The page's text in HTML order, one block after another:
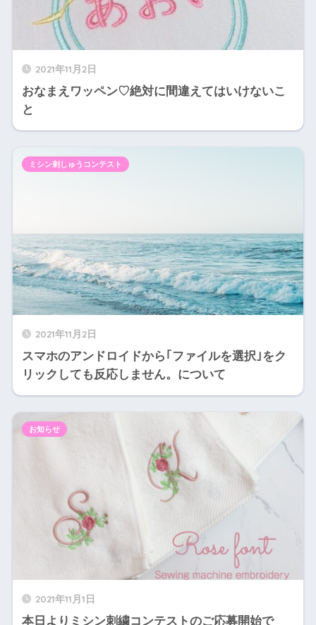
2021年11月2日
おなまえワッペン♡絶対に間違えてはいけないこ
と
2021年11月2日
スマホのアンドロイドから｢ファイルを選択｣をク
リックしても反応しません。について
ミシン刺しゅうコンテスト
2021年11月1日
本日よりミシン刺繍コンテストのご応募開始で
お知らせ